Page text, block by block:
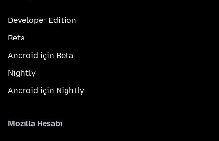
Developer Edition
Beta
Android için Beta
Nightly
Android için Nightly
Mozilla Hesabı